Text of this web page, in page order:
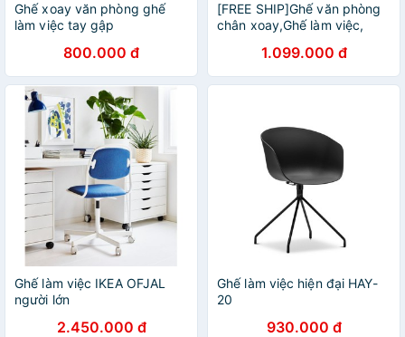
Ghế xoay văn phòng ghế
làm việc tay gập
800.000 đ
[FREE SHIP]Ghế văn phòng
chân xoay,Ghế làm việc,
tựa lưng, gác chân cao cấp.
1.099.000 đ
Ghế làm việc IKEA OFJAL
người lớn
2.450.000 đ
Ghế làm việc hiện đại HAY-
20
930.000 đ